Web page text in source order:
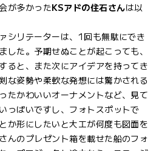
が多かったKSアドの住石さんは以
シリテーターは、1回も無駄にでき
した。予期せぬことが起こっても、
ると、また次にアイデアを持ってき
な姿勢や柔軟な発想には驚かされる
たかわいいオーナメントなど、見て
っぱいですし、フォトスポットで
か形にしたいと大工が何度も図面を
んのプレゼント箱を載せた船のフォ